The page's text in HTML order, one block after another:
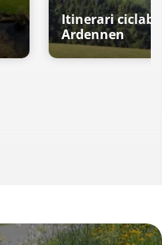
Itinerari
Ardennen